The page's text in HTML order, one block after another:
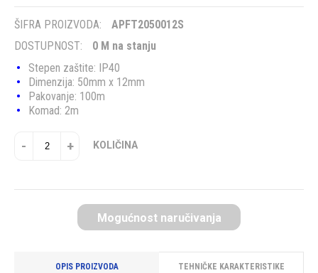
ŠIFRA PROIZVODA:
APFT2050012S
DOSTUPNOST:
0 M na stanju
Stepen zaštite: IP40
Dimenzija: 50mm x 12mm
Pakovanje: 100m
Komad: 2m
- + KOLIČINA
Mogućnost naručivanja
OPIS PROIZVODA TEHNIČKE KARAKTERISTIKE